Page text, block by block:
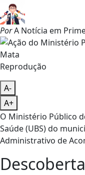
PorA Notícia em
Reprodução
A-
A+
O Ministério Público
Saúde (UBS) do
Administrativo de